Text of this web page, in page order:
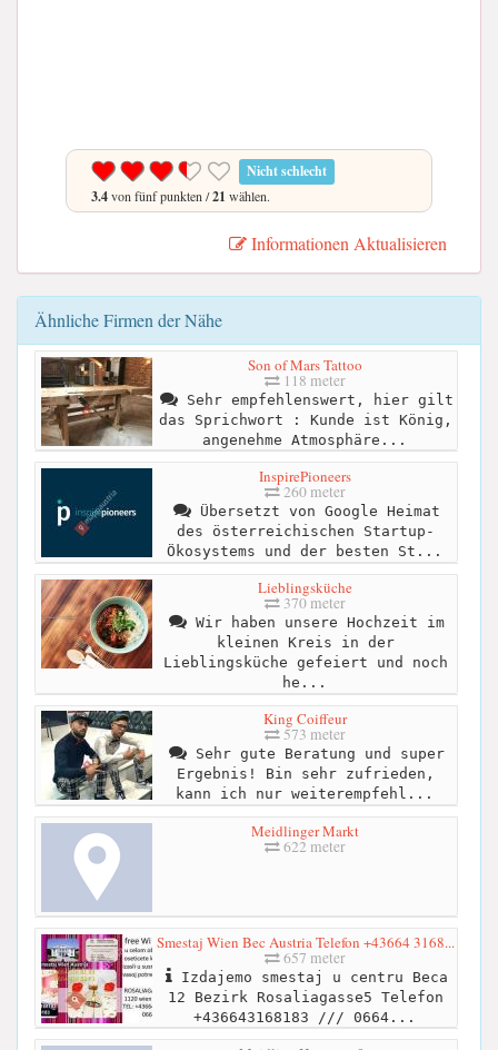
Nicht schlecht
3.4von fünf punkten /21 wählen.
Informationen Aktualisieren
Ähnliche Firmen der Nähe
Son of Mars Tattoo
118 meter
Sehr empfehlenswert, hier gilt
das Sprichwort : Kunde ist König,
angenehme Atmosphäre...
InspirePioneers
260 meter
Übersetzt von Google Heimat
des österreichischen Startup-
Ökosystems und der besten St...
Lieblingsküche
370 meter
Wir haben unsere Hochzeit im
kleinen Kreis in der
Lieblingsküche gefeiert und noch
he...
King Coiffeur
573 meter
Sehr gute Beratung und super
Ergebnis! Bin sehr zufrieden,
kann ich nur weiterempfehl...
Meidlinger Markt
622 meter
Smestaj Wien Bec Austria Telefon +43664 3168...
657 meter
Izdajemo smestaj u centru Beca
12 Bezirk Rosaliagasse5 Telefon
+436643168183 /// 0664...